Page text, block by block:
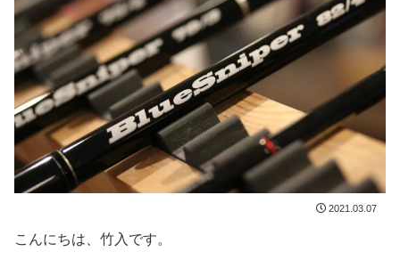
2021.03.07
こんにちは、竹入です。